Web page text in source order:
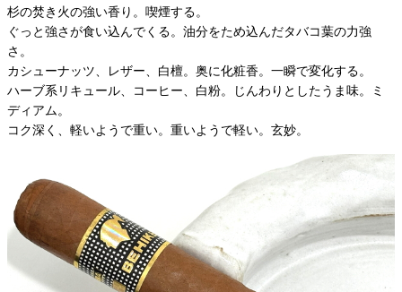
杉の焚き火の強い香り。喫煙する。
ぐっと強さが食い込んでくる。油分をため込んだタバコ葉の力強
さ。
カシューナッツ、レザー、白檀。奥に化粧香。一瞬で変化する。
ハーブ系リキュール、コーヒー、白粉。じんわりとしたうま味。ミ
ディアム。
コク深く、軽いようで重い。重いようで軽い。玄妙。